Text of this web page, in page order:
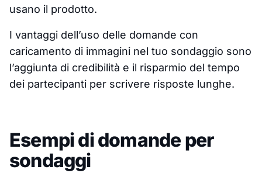
usano il prodotto.
I vantaggi dell’uso delle domande con
caricamento di immagini nel tuo sondaggio sono
l’aggiunta di credibilità e il risparmio del tempo
dei partecipanti per scrivere risposte lunghe.
Esempi di domande per
sondaggi